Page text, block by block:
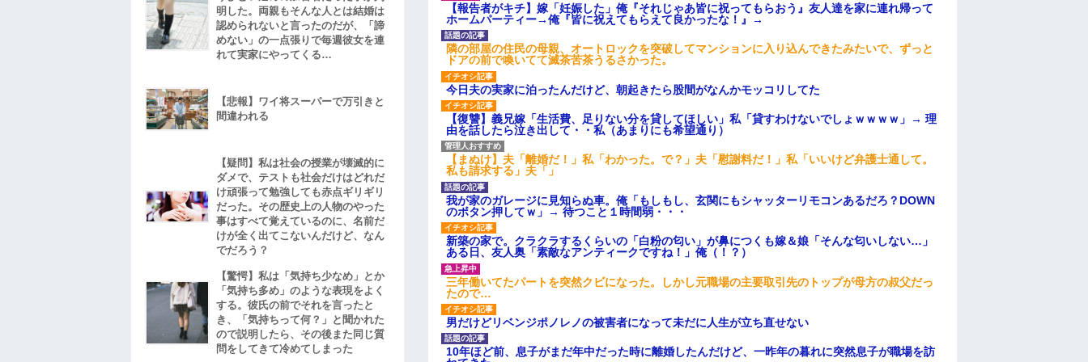
【報告者がキチ】嫁「妊娠した」俺『それじゃあ皆に祝ってもらおう』友人達を家に連れ帰って
ホームパーティー→俺『皆に祝えてもらえて良かったな！』→
隣の部屋の住民の母親、オートロックを突破してマンションに入り込んできたみたいで、ずっと
ドアの前で喚いてて滅茶苦茶うるさかった。
今日夫の実家に泊ったんだけど、朝起きたら股間がなんかモッコリしてた
【復讐】義兄嫁「生活費、足りない分を貸してほしい」私「貸すわけないでしょｗｗｗｗ」→ 理
由を話したら泣き出して・・私（あまりにも希望通り）
【まぬけ】夫「離婚だ！」私「わかった。で？」夫「慰謝料だ！」私「いいけど弁護士通して。
私も請求する」夫「」
我が家のガレージに見知らぬ車。俺「もしもし、玄関にもシャッターリモコンあるだろ？DOWN
のボタン押してｗ」→ 待つこと１時間弱・・・
新築の家で。クラクラするくらいの「白粉の匂い」が鼻につくも嫁＆娘「そんな匂いしない…」
ある日、友人奥「素敵なアンティークですね！」俺（！？）
三年働いてたパートを突然クビになった。しかし元職場の主要取引先のトップが母方の叔父だっ
たので…
男だけどリベンジポノレノの被害者になって未だに人生が立ち直せない
10年ほど前、息子がまだ年中だった時に離婚したんだけど、一昨年の暮れに突然息子が職場を訪
明した。両親もそんな人とは結婚は
認められないと言ったのだが、「諦
めない」の一点張りで毎週彼女を連
れて実家にやってくる…
【悲報】ワイ将スーパーで万引きと
間違われる
【疑問】私は社会の授業が壊滅的に
ダメで、テストも社会だけはどれだ
け頑張って勉強しても赤点ギリギリ
だった。その歴史上の人物のやった
事はすべて覚えているのに、名前だ
けが全く出てこないんだけど、なん
でだろう？
【驚愕】私は「気持ち少なめ」とか
「気持ち多め」のような表現をよく
する。彼氏の前でそれを言ったと
き、「気持ちって何？」と聞かれた
ので説明したら、その後また同じ質
問をしてきて冷めてしまった